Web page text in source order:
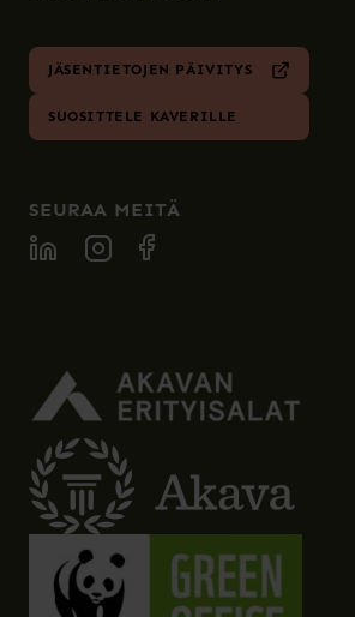
JÄSENTIETOJEN PÄIVITYS
SUOSITTELE KAVERILLE
SEURAA MEITÄ
SPECIA LINKEDIN
SPECIA INSTAGRAM
SPECIA FACEBOOK